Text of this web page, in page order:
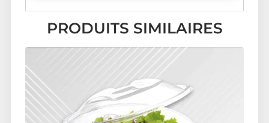
PRODUITS SIMILAIRES